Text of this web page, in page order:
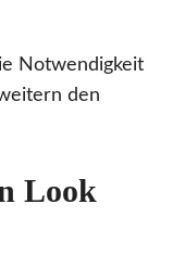
Notwendigkeit
den
Look